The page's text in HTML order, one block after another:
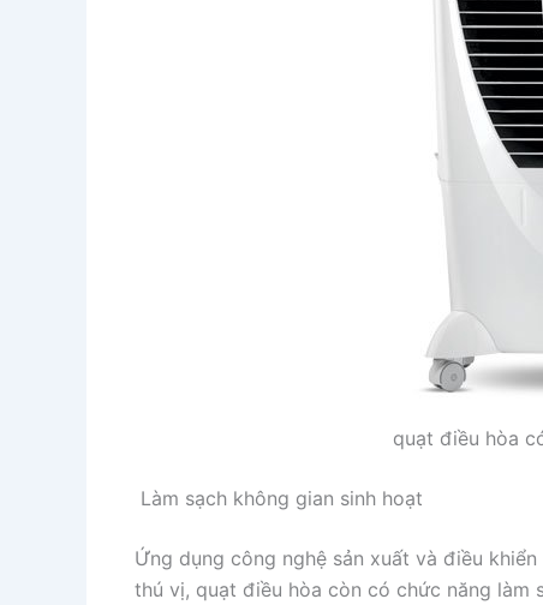
quạt điều hòa
Làm sạch không gian sinh hoạt
Ứng dụng công nghệ sản xuất và điều
thú vị, quạt điều hòa còn có chức năng làm